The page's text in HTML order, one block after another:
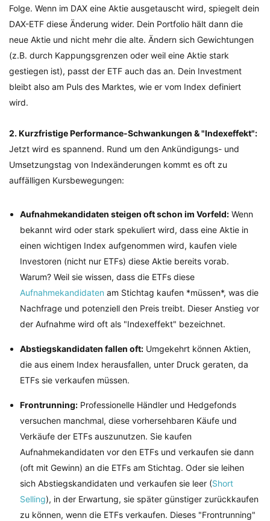
Folge. Wenn im DAX eine Aktie ausgetauscht wird, spiegelt dein
DAX-ETF diese Änderung wider. Dein Portfolio hält dann die
neue Aktie und nicht mehr die alte. Ändern sich Gewichtungen
(z.B. durch Kappungsgrenzen oder weil eine Aktie stark
gestiegen ist), passt der ETF auch das an. Dein Investment
bleibt also am Puls des Marktes, wie er vom Index definiert
wird.
2. Kurzfristige Performance-Schwankungen & "Indexeffekt":
Jetzt wird es spannend. Rund um den Ankündigungs- und
Umsetzungstag von Indexänderungen kommt es oft zu
auffälligen Kursbewegungen:
Aufnahmekandidaten steigen oft schon im Vorfeld: Wenn
bekannt wird oder stark spekuliert wird, dass eine Aktie in
einen wichtigen Index aufgenommen wird, kaufen viele
Investoren (nicht nur ETFs) diese Aktie bereits vorab.
Warum? Weil sie wissen, dass die ETFs diese
Aufnahmekandidaten am Stichtag kaufen *müssen*, was die
Nachfrage und potenziell den Preis treibt. Dieser Anstieg vor
der Aufnahme wird oft als "Indexeffekt" bezeichnet.
Abstiegskandidaten fallen oft: Umgekehrt können Aktien,
die aus einem Index herausfallen, unter Druck geraten, da
ETFs sie verkaufen müssen.
Frontrunning: Professionelle Händler und Hedgefonds
versuchen manchmal, diese vorhersehbaren Käufe und
Verkäufe der ETFs auszunutzen. Sie kaufen
Aufnahmekandidaten vor den ETFs und verkaufen sie dann
(oft mit Gewinn) an die ETFs am Stichtag. Oder sie leihen
sich Abstiegskandidaten und verkaufen sie leer (Short
Selling), in der Erwartung, sie später günstiger zurückkaufen
zu können, wenn die ETFs verkaufen. Dieses "Frontrunning"